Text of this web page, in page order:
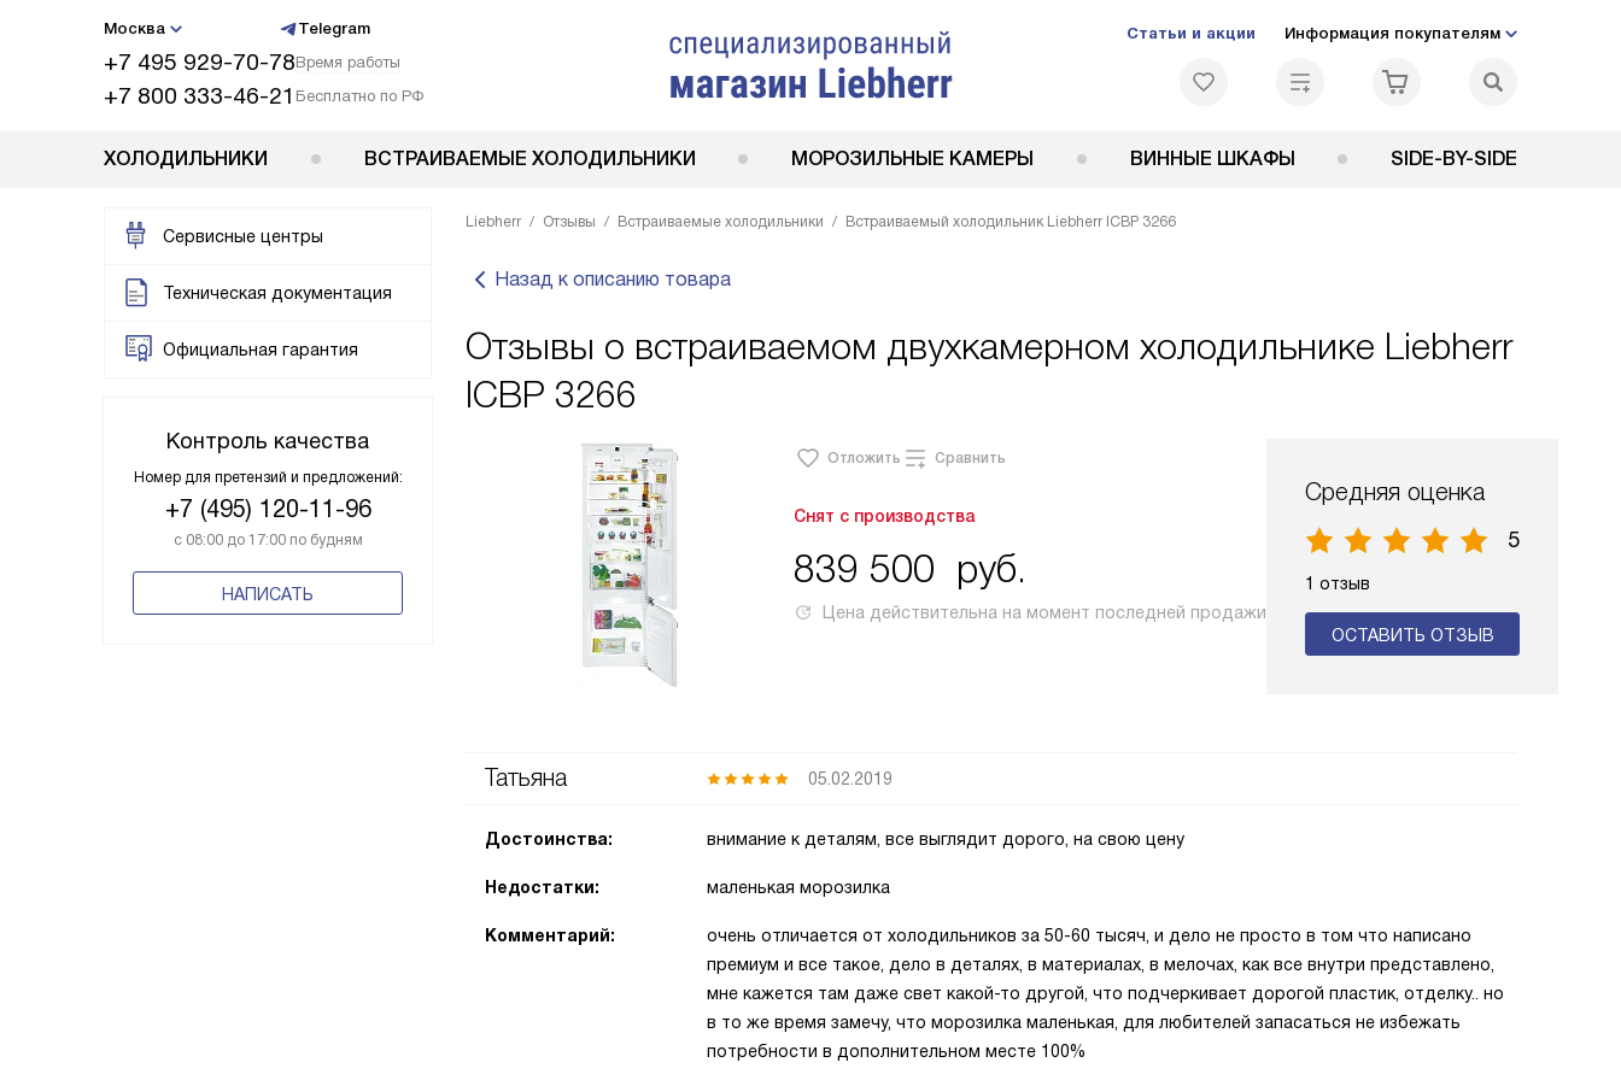
Москва Telegram
+7 495 929-70-78Время работы
+7 800 333-46-21 Бесплатно по РФ
Статьи и акции Информация покупателям
ХОЛОДИЛЬНИКИ ВСТРАИВАЕМЫЕ ХОЛОДИЛЬНИКИ МОРОЗИЛЬНЫЕ КАМЕРЫ ВИННЫЕ ШКАФЫ SIDE-BY-SIDE
Сервисные центры
Техническая документация
Официальная гарантия
Контроль качества
Номер для претензий и предложений:
+7 (495) 120-11-96
с 08:00 до 17:00 по будням
НАПИСАТЬ
Liebherr Отзывы Встраиваемые холодильники Встраиваемый холодильник Liebherr ICBP 3266
Назад к описанию товара
Отзывы о встраиваемом двухкамерном холодильнике Liebherr
ICBP 3266
Отложить Сравнить
Снят с производства
839 500 руб.
Цена действительна на момент последней продажи
Средняя оценка
5
1 отзыв
ОСТАВИТЬ ОТЗЫВ
Татьяна 05.02.2019
Достоинства: внимание к деталям, все выглядит дорого, на свою цену
Недостатки: маленькая морозилка
Комментарий:
очень отличается от холодильников за 50-60 тысяч, и дело не просто в том что написано
премиум и все такое, дело в деталях, в материалах, в мелочах, как все внутри представлено,
мне кажется там даже свет какой-то другой, что подчеркивает дорогой пластик, отделку.. но
в то же время замечу, что морозилка маленькая, для любителей запасаться не избежать
потребности в дополнительном месте 100%